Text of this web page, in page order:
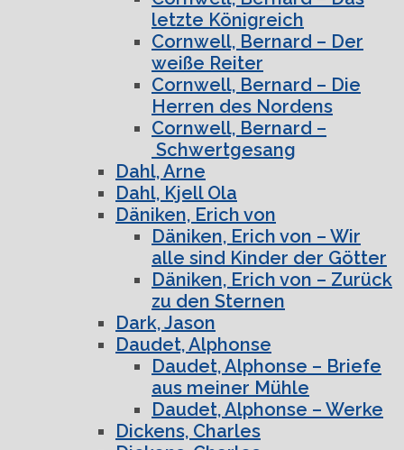
letzte Königreich
Cornwell, Bernard – Der
weiße Reiter
Cornwell, Bernard – Die
Herren des Nordens
Cornwell, Bernard –
Schwertgesang
Dahl, Arne
Dahl, Kjell Ola
Däniken, Erich von
Däniken, Erich von – Wir
alle sind Kinder der Götter
Däniken, Erich von – Zurück
zu den Sternen
Dark, Jason
Daudet, Alphonse
Daudet, Alphonse – Briefe
aus meiner Mühle
Daudet, Alphonse – Werke
Dickens, Charles